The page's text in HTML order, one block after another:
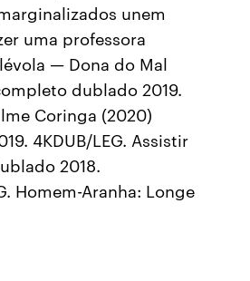
unem
uma professora
— Dona do Mal
dublado 2019.
Coringa (2020)
4KDUB/LEG. Assistir
2018.
Homem-Aranha: Longe